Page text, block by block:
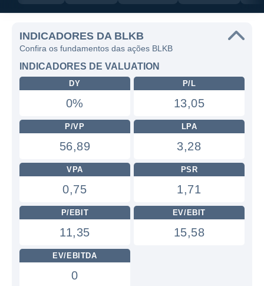
INDICADORES DA BLKB
Confira os fundamentos das ações BLKB
INDICADORES DE VALUATION
DY
0%
P/L
13,05
P/VP
56,89
LPA
3,28
VPA
0,75
PSR
1,71
P/EBIT
11,35
EV/EBIT
15,58
EV/EBITDA
0